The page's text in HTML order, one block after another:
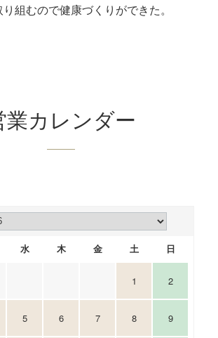
組むので健康づくりができた。
業カレンダー
水 木 金 土 日
1 2
5 6 7 8 9